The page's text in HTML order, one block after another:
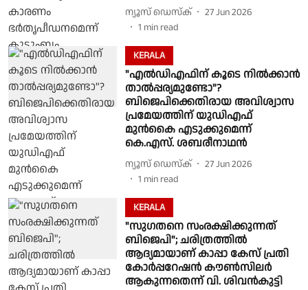
ന്യൂസ് ഡെസ്ക്
27 Jun 2026
1 min read
KERALA
"എൽഡിഎഫിന് കൂടെ നിൽക്കാൻ
താൽപ്പര്യമുണ്ടോ"?
ബിജെപിക്കെതിരായ അവിശ്വാസ
പ്രമേയത്തിന് യുഡിഎഫ്
മുൻകൈ എടുക്കുമെന്ന്
കെ.എസ്. ശബരീനാഥൻ
ന്യൂസ് ഡെസ്ക്
27 Jun 2026
1 min read
KERALA
"സുഗതനെ സംരക്ഷിക്കുന്നത്
ബിജെപി"; ചരിത്രത്തിൽ
ആദ്യമായാണ് കാപ്പാ കേസ് പ്രതി
കോർപ്പറേഷൻ കൗൺസിലർ
ആകുന്നതെന്ന് വി. ശിവൻകുട്ടി